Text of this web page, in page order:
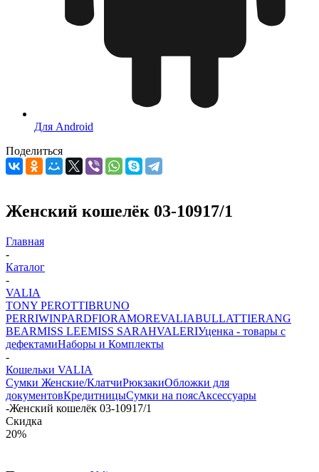
Для Android
Поделиться
Женский кошелёк 03-10917/1
Главная
-
Каталог
-
VALIA
TONY PEROTTIBRUNO
PERRIWINPARDFIORAMOREVALIABULLATTIERANG
BEARMISS LEEMISS SARAHVALERIУценка - товары с
дефектамиНаборы и Комплекты
-
Кошельки VALIA
Сумки Женские/КлатчиРюкзакиОбложки для
документовКредитницыСумки на поясАксессуары
-Женский кошелёк 03-10917/1
Скидка
20%